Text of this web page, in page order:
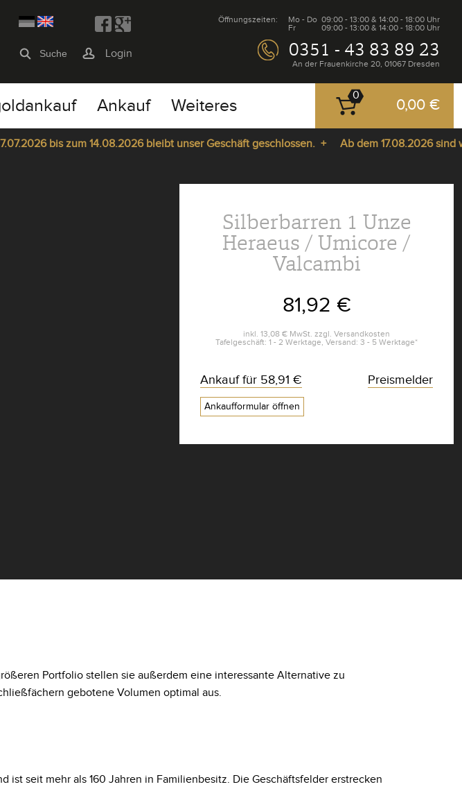
Login
Mo - Do 09:00 - 13:00 & 14:00 - 18:00 Uhr
Fr
09:00 - 13:00 & 14:00 - 18:00 Uhr
Öffnungszeiten:
0351 - 43 83 89 23
An der Frauenkirche 20, 01067 Dresden
Ankauf Weiteres
0
0,00 €
bis zum 14.08.2026 bleibt unser Geschäft geschlossen. +
Ab dem 17.08.2026 sind wir
Silberbarren 1 Unze
Heraeus / Umicore /
Valcambi
81,92 €
inkl. 13,08 € MwSt. zzgl. Versandkosten
Tafelgeschäft: 1 - 2 Werktage, Versand: 3 - 5 Werktage*
Ankauf für 58,91 €
Ankaufformular öffnen
Preismelder
Portfolio stellen sie außerdem eine interessante Alternative zu
gebotene Volumen optimal aus.
seit mehr als 160 Jahren in Familienbesitz. Die Geschäftsfelder erstrecken